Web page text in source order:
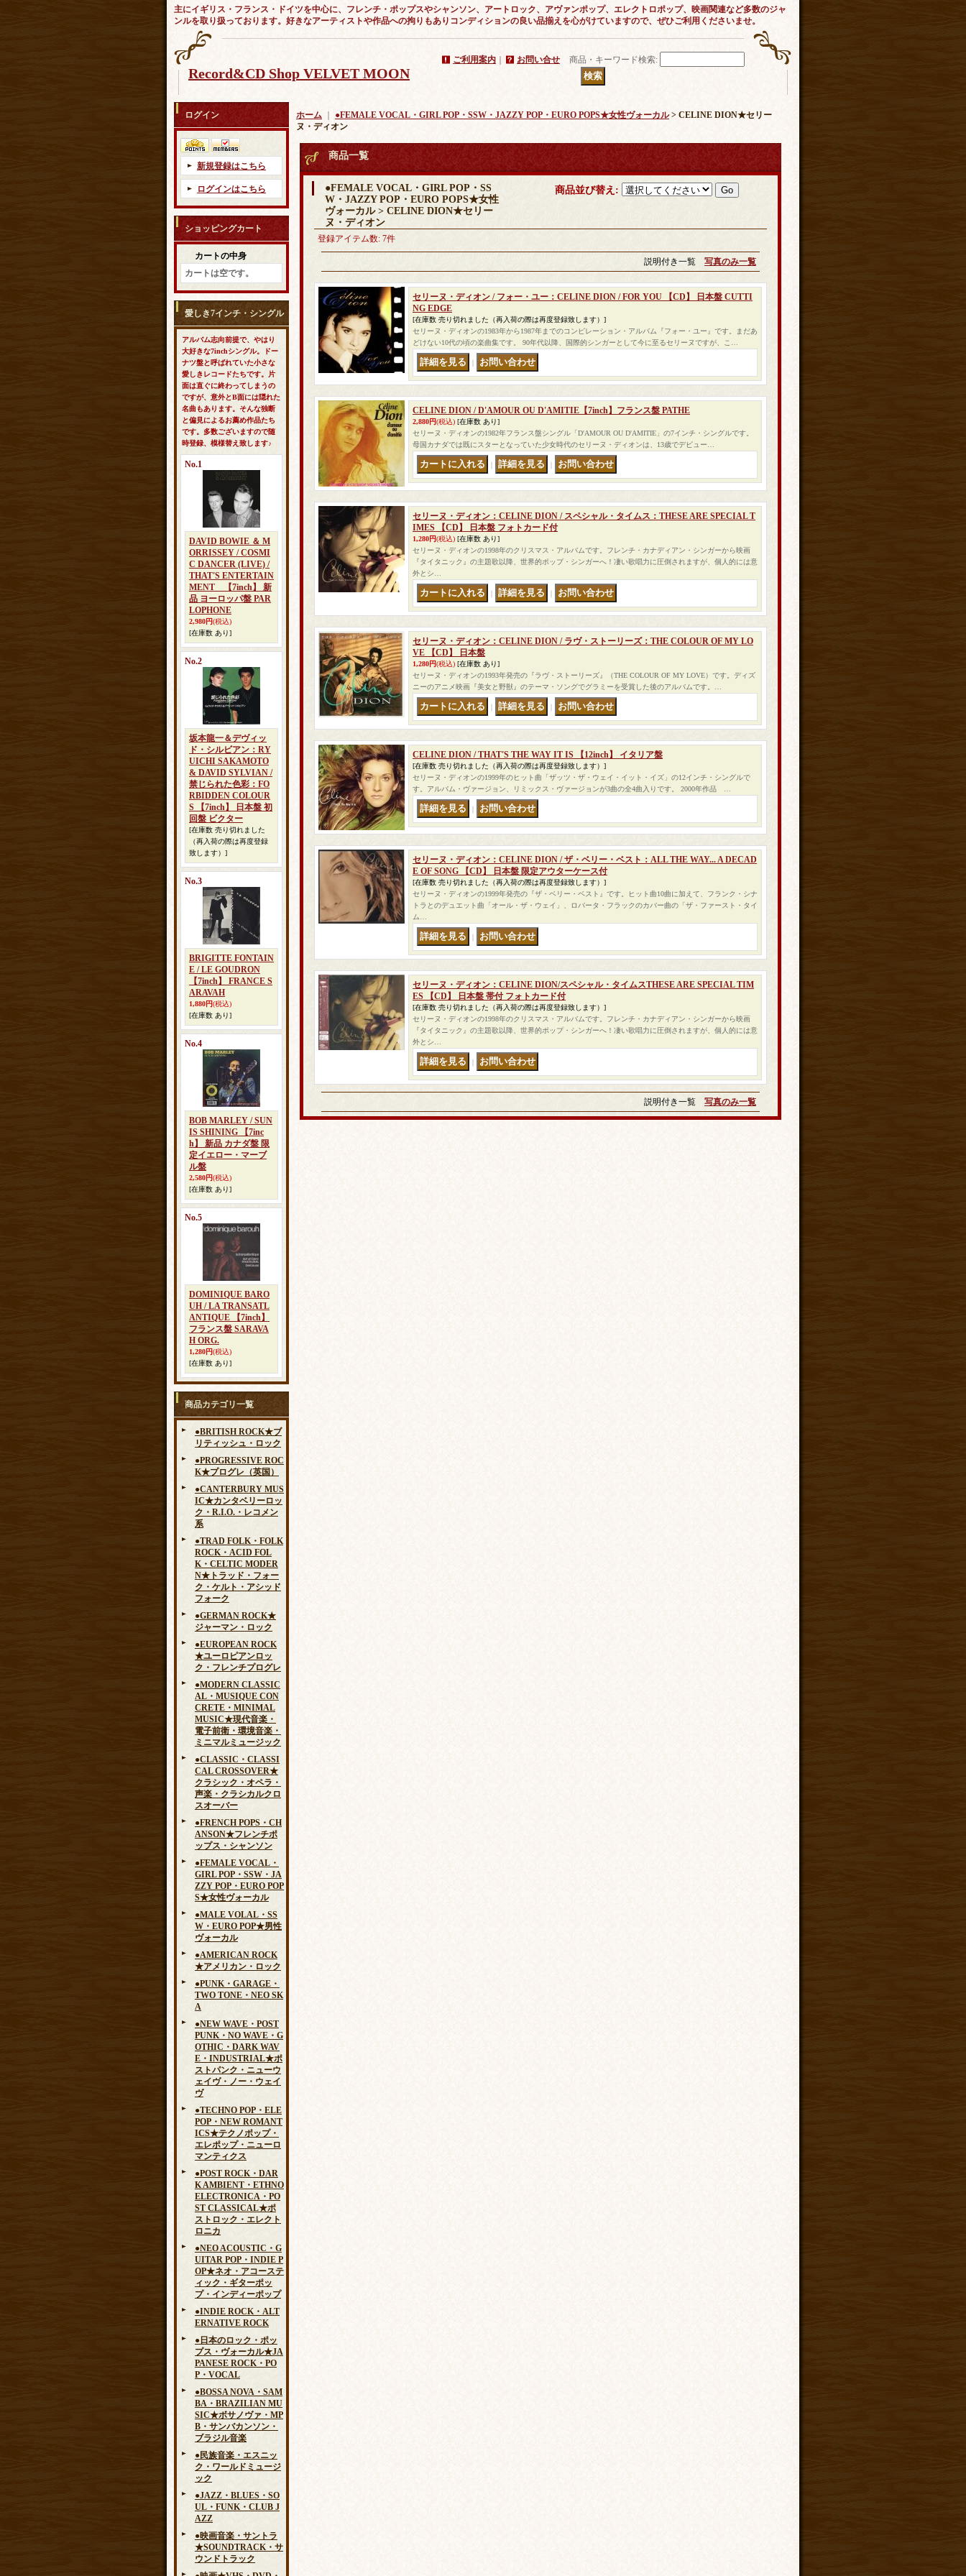
主にイギリス・フランス・ドイツを中心に、フレンチ・ポップスやシャンソン、アートロック、アヴァンポップ、エレクトロポップ、映画関連など多数のジャ
ンルを取り扱っております。好きなアーティストや作品への拘りもありコンディションの良い品揃えを心がけていますので、ぜひご利用くださいませ。
Record&CD Shop VELVET MOON
ご利用案内 お問い合せ 商品・キーワード検索:
ログイン
新規登録はこちら
ログインはこちら
ショッピングカート
カートの中身
カートは空です。
愛しき7インチ・シングル
アルバム志向前提で、やはり
大好きな7inchシングル。ドー
ナツ盤と呼ばれていた小さな
愛しきレコードたちです。片
面は直ぐに終わってしまうの
ですが、意外とB面には隠れた
名曲もあります。そんな独断
と偏見によるお薦め作品たち
です。多数ございますので随
時登録、模様替え致します♪
No.1
DAVID BOWIE ＆ M
ORRISSEY / COSMI
C DANCER (LIVE) /
THAT'S ENTERTAIN
MENT 【7inch】 新
品 ヨーロッパ盤 PAR
LOPHONE
2,980円(税込)
[在庫数 あり]
No.2
坂本龍一＆デヴィッ
ド・シルビアン：RY
UICHI SAKAMOTO
& DAVID SYLVIAN /
禁じられた色彩：FO
RBIDDEN COLOUR
S 【7inch】 日本盤 初
回盤 ビクター
[在庫数 売り切れました
（再入荷の際は再度登録
致します）]
No.3
BRIGITTE FONTAIN
E / LE GOUDRON
【7inch】 FRANCE S
ARAVAH
1,880円(税込)
[在庫数 あり]
No.4
BOB MARLEY / SUN
IS SHINING 【7inc
h】 新品 カナダ盤 限
定イエロー・マーブ
ル盤
2,580円(税込)
[在庫数 あり]
No.5
DOMINIQUE BARO
UH / LA TRANSATL
ANTIQUE 【7inch】
フランス盤 SARAVA
H ORG.
1,280円(税込)
[在庫数 あり]
商品カテゴリ一覧
●BRITISH ROCK★ブ
リティッシュ・ロック
●PROGRESSIVE ROC
K★プログレ（英国）
●CANTERBURY MUS
IC★カンタベリーロッ
ク・R.I.O.・レコメン
系
●TRAD FOLK・FOLK
ROCK・ACID FOL
K・CELTIC MODER
N★トラッド・フォー
ク・ケルト・アシッド
フォーク
●GERMAN ROCK★
ジャーマン・ロック
●EUROPEAN ROCK
★ユーロピアンロッ
ク・フレンチプログレ
●MODERN CLASSIC
AL・MUSIQUE CON
CRETE・MINIMAL
MUSIC★現代音楽・
電子前衛・環境音楽・
ミニマルミュージック
●CLASSIC・CLASSI
CAL CROSSOVER★
クラシック・オペラ・
声楽・クラシカルクロ
スオーバー
●FRENCH POPS・CH
ANSON★フレンチポ
ップス・シャンソン
●FEMALE VOCAL・
GIRL POP・SSW・JA
ZZY POP・EURO POP
S★女性ヴォーカル
●MALE VOLAL・SS
W・EURO POP★男性
ヴォーカル
●AMERICAN ROCK
★アメリカン・ロック
●PUNK・GARAGE・
TWO TONE・NEO SK
A
●NEW WAVE・POST
PUNK・NO WAVE・G
OTHIC・DARK WAV
E・INDUSTRIAL★ポ
ストパンク・ニューウ
ェイヴ・ノー・ウェイ
ヴ
●TECHNO POP・ELE
POP・NEW ROMANT
ICS★テクノポップ・
エレポップ・ニューロ
マンティクス
●POST ROCK・DAR
K AMBIENT・ETHNO
ELECTRONICA・PO
ST CLASSICAL★ポ
ストロック・エレクト
ロニカ
●NEO ACOUSTIC・G
UITAR POP・INDIE P
OP★ネオ・アコーステ
ィック・ギターポッ
プ・インディーポップ
●INDIE ROCK・ALT
ERNATIVE ROCK
●日本のロック・ポッ
プス・ヴォーカル★JA
PANESE ROCK・PO
P・VOCAL
●BOSSA NOVA・SAM
BA・BRAZILIAN MU
SIC★ボサノヴァ・MP
B・サンバカンソン・
ブラジル音楽
●民族音楽・エスニッ
ク・ワールドミュージ
ック
●JAZZ・BLUES・SO
UL・FUNK・CLUB J
AZZ
●映画音楽・サントラ
★SOUNDTRACK・サ
ウンドトラック
ホーム ●FEMALE VOCAL・GIRL POP・SSW・JAZZY POP・EURO POPS★女性ヴォーカル> CELINE DION★セリー
ヌ・ディオン
商品一覧
●FEMALE VOCAL・GIRL POP・SS
W・JAZZY POP・EURO POPS★女性
ヴォーカル > CELINE DION★セリー
ヌ・ディオン
商品並び替え :
登録アイテム数: 7件
説明付き一覧 写真のみ一覧
セリーヌ・ディオン / フォー・ユー：CELINE DION / FOR YOU 【CD】 日本盤 CUTTI
NG EDGE
[在庫数 売り切れました（再入荷の際は再度登録致します）]
セリーヌ・ディオンの1983年から1987年までのコンピレーション・アルバム『フォー・ユー』です。まだあ
どけない10代の頃の楽曲集です。 90年代以降、国際的シンガーとして今に至るセリーヌですが、こ…
CELINE DION / D'AMOUR OU D'AMITIE【7inch】フランス盤 PATHE
2,880円(税込) [在庫数 あり]
セリーヌ・ディオンの1982年フランス盤シングル「D'AMOUR OU D'AMITIE」の7インチ・シングルです。
母国カナダでは既にスターとなっていた少女時代のセリーヌ・ディオンは、13歳でデビュー…
セリーヌ・ディオン：CELINE DION / スペシャル・タイムス：THESE ARE SPECIAL T
IMES 【CD】 日本盤 フォトカード付
1,280円(税込) [在庫数 あり]
セリーヌ・ディオンの1998年のクリスマス・アルバムです。フレンチ・カナディアン・シンガーから映画
『タイタニック』の主題歌以降、世界的ポップ・シンガーへ！凄い歌唱力に圧倒されますが、個人的には意
外とシ…
セリーヌ・ディオン：CELINE DION / ラヴ・ストーリーズ：THE COLOUR OF MY LO
VE 【CD】 日本盤
1,280円(税込) [在庫数 あり]
セリーヌ・ディオンの1993年発売の『ラヴ・ストーリーズ』（THE COLOUR OF MY LOVE）です。ディズ
ニーのアニメ映画『美女と野獣』のテーマ・ソングでグラミーを受賞した後のアルバムです。…
CELINE DION / THAT'S THE WAY IT IS 【12inch】 イタリア盤
[在庫数 売り切れました（再入荷の際は再度登録致します）]
セリーヌ・ディオンの1999年のヒット曲「ザッツ・ザ・ウェイ・イット・イズ」の12インチ・シングルで
す。アルバム・ヴァージョン、リミックス・ヴァージョンが3曲の全4曲入りです。 2000年作品 …
セリーヌ・ディオン：CELINE DION / ザ・ベリー・ベスト：ALL THE WAY... A DECAD
E OF SONG 【CD】 日本盤 限定アウターケース付
[在庫数 売り切れました（再入荷の際は再度登録致します）]
セリーヌ・ディオンの1999年発売の『ザ・ベリー・ベスト』です。ヒット曲10曲に加えて、フランク・シナ
トラとのデュエット曲「オール・ザ・ウェイ」、ロバータ・フラックのカバー曲の「ザ・ファースト・タイ
ム…
セリーヌ・ディオン：CELINE DION/スペシャル・タイムスTHESE ARE SPECIAL TIM
ES 【CD】 日本盤 帯付 フォトカード付
[在庫数 売り切れました（再入荷の際は再度登録致します）]
セリーヌ・ディオンの1998年のクリスマス・アルバムです。フレンチ・カナディアン・シンガーから映画
『タイタニック』の主題歌以降、世界的ポップ・シンガーへ！凄い歌唱力に圧倒されますが、個人的には意
外とシ…
説明付き一覧 写真のみ一覧